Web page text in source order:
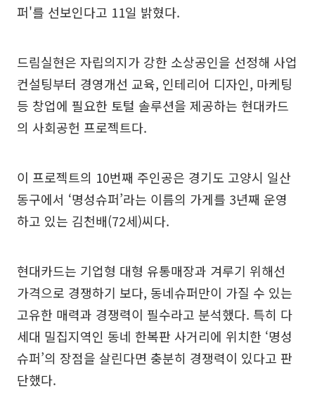
퍼'를 선보인다고 11일 밝혔다.
드림실현은 자립의지가 강한 소상공인을 선정해 사업
컨설팅부터 경영개선 교육, 인테리어 디자인, 마케팅
등 창업에 필요한 토털 솔루션을 제공하는 현대카드
의 사회공헌 프로젝트다.
이 프로젝트의 10번째 주인공은 경기도 고양시 일산
동구에서 ‘명성슈퍼’라는 이름의 가게를 3년째 운영
하고 있는 김천배(72세)씨다.
현대카드는 기업형 대형 유통매장과 겨루기 위해선
가격으로 경쟁하기 보다, 동네슈퍼만이 가질 수 있는
고유한 매력과 경쟁력이 필수라고 분석했다. 특히 다
세대 밀집지역인 동네 한복판 사거리에 위치한 ‘명성
슈퍼’의 장점을 살린다면 충분히 경쟁력이 있다고 판
단했다.